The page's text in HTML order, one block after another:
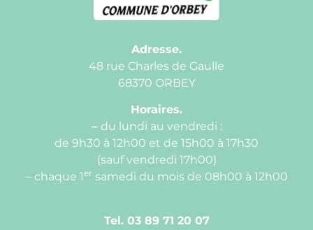
Adresse.
48 rue Charles de Gaulle
68370 ORBEY
Horaires.
– du lundi au vendredi :
de 9h30 à 12h00 et de 15h00 à 17h30
(sauf vendredi 17h00)
– chaque 1er samedi du mois de 08h00 à 12h00
Tel. 03 89 71 20 07